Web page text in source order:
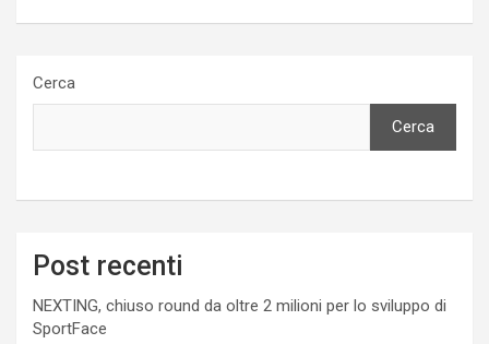
Cerca
Cerca
Post recenti
NEXTING, chiuso round da oltre 2 milioni per lo sviluppo di
SportFace